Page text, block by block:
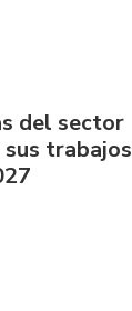
del sector
trabajos